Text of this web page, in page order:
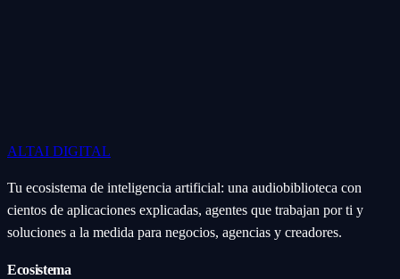
ALTAI DIGITAL
Tu ecosistema de inteligencia artificial: una audiobiblioteca con
cientos de aplicaciones explicadas, agentes que trabajan por ti y
soluciones a la medida para negocios, agencias y creadores.
Ecosistema